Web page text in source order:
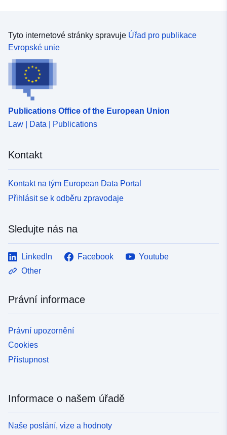
fa0400784504
uriRef:
Informace o verzi:
Tyto internetové stránky spravuje Úřad pro publikace
Evropské unie
Publications Office of the European Union
Law | Data | Publications
Kontakt
Kontakt na tým European Data Portal
Přihlásit se k odběru zpravodaje
Sledujte nás na
LinkedIn Facebook
Youtube
Other
Právní informace
Právní upozornění
Cookies
Přístupnost
Informace o našem úřadě
Naše poslání, vize a hodnoty